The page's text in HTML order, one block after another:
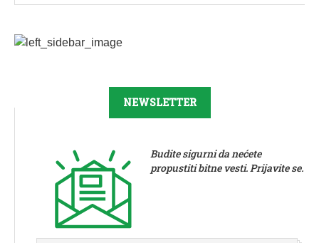
NEWSLETTER
Budite sigurni da nećete
propustiti bitne vesti. Prijavite se.